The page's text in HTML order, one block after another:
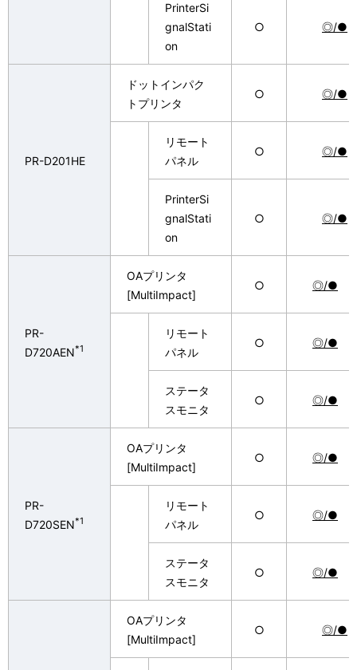
PrinterSi
gnalStati
on
○ ◎/●
PR-D201HE
ドットインパク
トプリンタ
○ ◎/●
リモート
パネル
○ ◎/●
PrinterSi
gnalStati
on
○ ◎/●
PR-
D720AEN*1
OAプリンタ
[MultiImpact]
○ ◎/●
リモート
パネル
○ ◎/●
ステータ
スモニタ
○ ◎/●
PR-
D720SEN*1
OAプリンタ
[MultiImpact]
○ ◎/●
リモート
パネル
○ ◎/●
ステータ
スモニタ
○ ◎/●
OAプリンタ
[MultiImpact]
○ ◎/●